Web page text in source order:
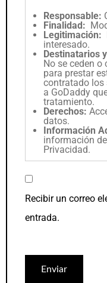
Responsable:
Finalidad:
Legitimación:
interesado.
Destinatarios
No se ceden
para prestar
contratado los
a GoDaddy
tratamiento.
Derechos:
datos.
Información
información
Privacidad.
Recibir un correo
entrada.